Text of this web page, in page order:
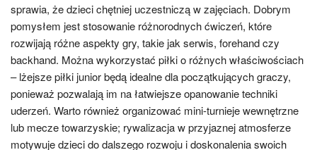
sprawia, że dzieci chętniej uczestniczą w zajęciach. Dobrym
pomysłem jest stosowanie różnorodnych ćwiczeń, które
rozwijają różne aspekty gry, takie jak serwis, forehand czy
backhand. Można wykorzystać piłki o różnych właściwościach
– lżejsze piłki junior będą idealne dla początkujących graczy,
ponieważ pozwalają im na łatwiejsze opanowanie techniki
uderzeń. Warto również organizować mini-turnieje wewnętrzne
lub mecze towarzyskie; rywalizacja w przyjaznej atmosferze
motywuje dzieci do dalszego rozwoju i doskonalenia swoich